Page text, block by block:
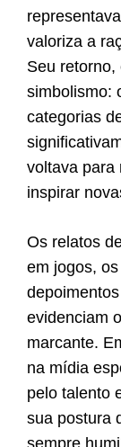
valoriza a
Seu
simbolismo:
categorias
voltava para
inspirar
Os relatos
em jogos,
evidenciam
marcante.
na mídia
pelo talento
sua postura